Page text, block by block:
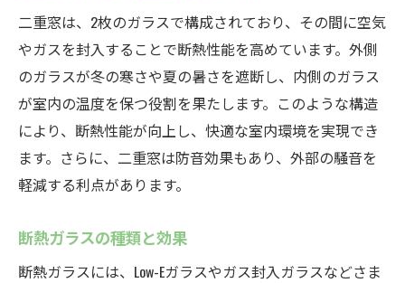
二重窓は、2枚のガラスで構成されており、その間に空気
やガスを封入することで断熱性能を高めています。外側
のガラスが冬の寒さや夏の暑さを遮断し、内側のガラス
が室内の温度を保つ役割を果たします。このような構造
により、断熱性能が向上し、快適な室内環境を実現でき
ます。さらに、二重窓は防音効果もあり、外部の騒音を
軽減する利点があります。
断熱ガラスの種類と効果
断熱ガラスには、Low-Eガラスやガス封入ガラスなどさま